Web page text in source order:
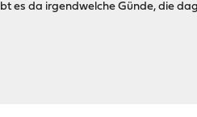
es da irgendwelche Günde, die